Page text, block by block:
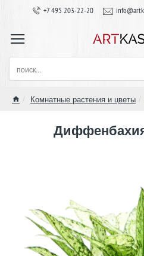
+7 495 203-22-20
поиск...
Комнатные растения и цветы
Диффенбахия